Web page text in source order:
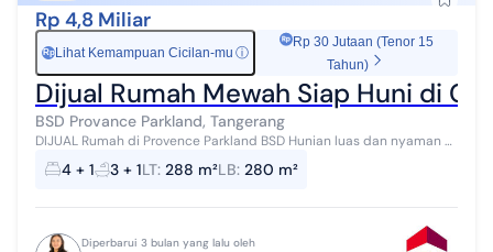
Rp 4,8 Miliar
Rp Lihat Kemampuan Cicilan-mu ⓘ
Rp 30 Jutaan (Tenor 15
Tahun)
Dijual Rumah Mewah Siap Huni di
BSD Provance Parkland, Tangerang
DIJUAL Rumah di Provence Parkland BSD Hunian luas dan nyaman di
kawasan BSD yang cocok untuk keluarga besar maupun investasi
jangka panjang. Spesi...
4 + 1 3 + 1LT: 288 m²LB: 280 m²
Diperbarui 3 bulan yang lalu oleh